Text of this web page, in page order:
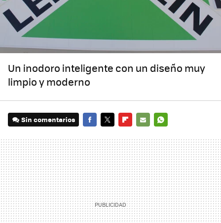
Un inodoro inteligente con un diseño muy
limpio y moderno
Sin comentarios
MAIL